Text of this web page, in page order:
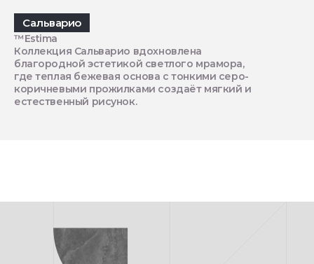
Сальварио
™Estima
Коллекция Сальварио вдохновлена
благородной эстетикой светлого мрамора,
где теплая бежевая основа с тонкими серо-
коричневыми прожилками создаёт мягкий и
естественный рисунок.